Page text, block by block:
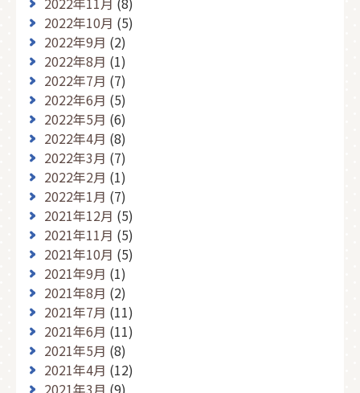
2022年10月 (5)
2022年9月 (2)
2022年8月 (1)
2022年7月 (7)
2022年6月 (5)
2022年5月 (6)
2022年4月 (8)
2022年3月 (7)
2022年2月 (1)
2022年1月 (7)
2021年12月 (5)
2021年11月 (5)
2021年10月 (5)
2021年9月 (1)
2021年8月 (2)
2021年7月 (11)
2021年6月 (11)
2021年5月 (8)
2021年4月 (12)
2021年3月 (9)